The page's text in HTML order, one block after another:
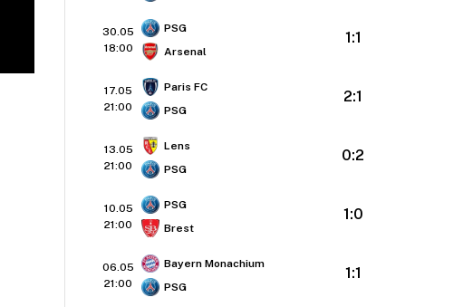
30.05
18:00
PSG
Arsenal
1:1
17.05
21:00
Paris FC
PSG
2:1
13.05
21:00
Lens
PSG
0:2
10.05
21:00
PSG
Brest
1:0
06.05
21:00
Bayern Monachium
PSG
1:1